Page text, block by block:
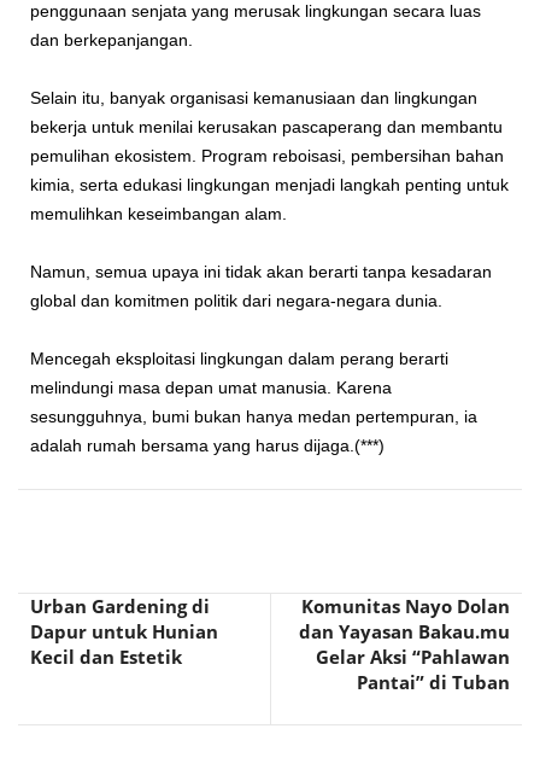
penggunaan senjata yang merusak lingkungan secara luas
dan berkepanjangan.
Selain itu, banyak organisasi kemanusiaan dan lingkungan
bekerja untuk menilai kerusakan pascaperang dan membantu
pemulihan ekosistem. Program reboisasi, pembersihan bahan
kimia, serta edukasi lingkungan menjadi langkah penting untuk
memulihkan keseimbangan alam.
Namun, semua upaya ini tidak akan berarti tanpa kesadaran
global dan komitmen politik dari negara-negara dunia.
Mencegah eksploitasi lingkungan dalam perang berarti
melindungi masa depan umat manusia. Karena
sesungguhnya, bumi bukan hanya medan pertempuran, ia
adalah rumah bersama yang harus dijaga.(***)
Urban Gardening di
Dapur untuk Hunian
Kecil dan Estetik
Komunitas Nayo Dolan
dan Yayasan Bakau.mu
Gelar Aksi “Pahlawan
Pantai” di Tuban